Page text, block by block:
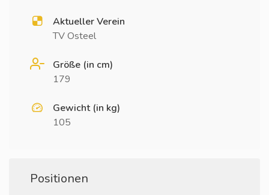
Aktueller Verein
TV Osteel
Größe (in cm)
179
Gewicht (in kg)
105
Positionen